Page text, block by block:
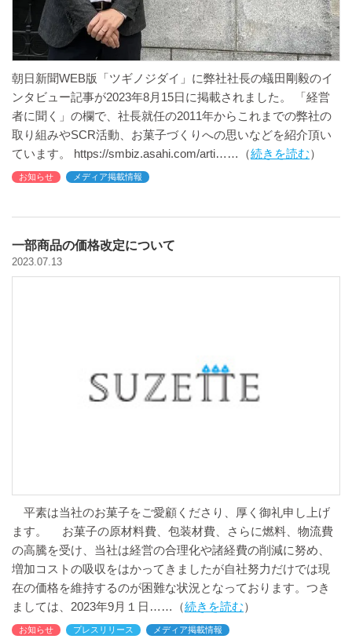
朝日新聞WEB版「ツギノジダイ」に弊社社長の蟻田剛毅のイ
ンタビュー記事が2023年8月15日に掲載されました。 「経営
者に聞く」の欄で、社長就任の2011年からこれまでの弊社の
取り組みやSCR活動、お菓子づくりへの思いなどを紹介頂い
ています。 https://smbiz.asahi.com/arti
続きを読む
お知らせ メディア掲載情報
一部商品の価格改定について
2023.07.13
平素は当社のお菓子をご愛顧くださり、厚く御礼申し上げ
ます。 お菓子の原材料費、包装材費、さらに燃料、物流費
の高騰を受け、当社は経営の合理化や諸経費の削減に努め、
増加コストの吸収をはかってきましたが自社努力だけでは現
在の価格を維持するのが困難な状況となっております。つき
ましては、2023年9月１日
続きを読む
お知らせ プレスリリース メディア掲載情報